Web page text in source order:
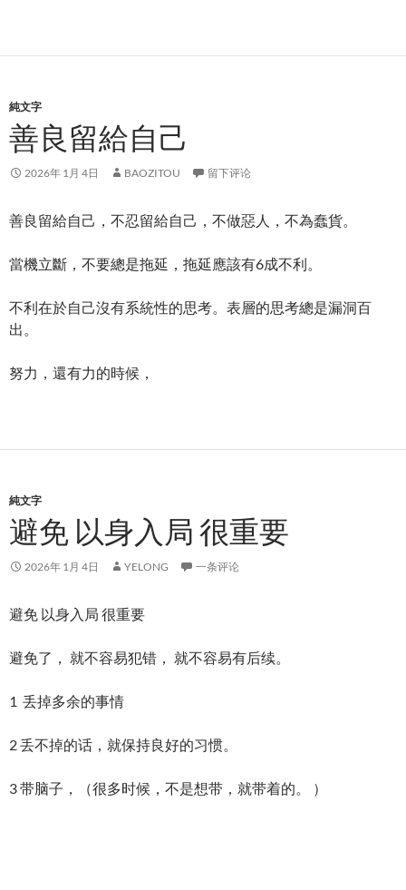
純文字
善良留給自己
2026年 1月 4日 BAOZITOU 留下评论
善良留給自己，不忍留給自己，不做惡人，不為蠢貨。
當機立斷，不要總是拖延，拖延應該有6成不利。
不利在於自己沒有系統性的思考。表層的思考總是漏洞百
出。
努力，還有力的時候，
純文字
避免 以身入局 很重要
2026年 1月 4日 YELONG 一条评论
避免 以身入局 很重要
避免了， 就不容易犯错， 就不容易有后续。
1 丢掉多余的事情
2 丢不掉的话，就保持良好的习惯。
3 带脑子，（很多时候，不是想带，就带着的。 ）